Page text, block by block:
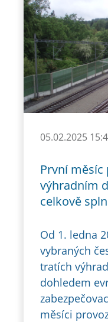
05.02.2025
První
výhradním
celkově
Od 1. ledna
vybraných
tratích
dohledem
měsíci